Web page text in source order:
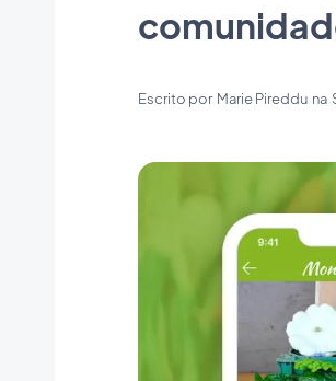
Escrito por Marie Pireddu na